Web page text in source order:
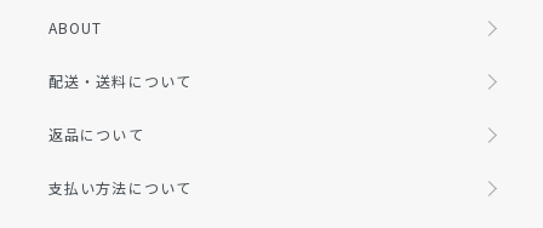
ABOUT
配送・送料について
返品について
支払い方法について